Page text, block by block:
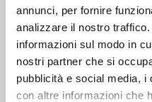
annunci, per fornire
analizzare il nostro
informazioni sul modo in
nostri partner che si
pubblicità e social media, i
con altre informazioni che
Sede Operativa
Via Sanguine, 11
46030
(Mantova) Italia